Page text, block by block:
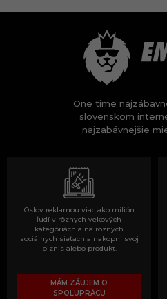
One time
slovenskom
najzabávnejšie
Oslov reklamou viac ako milión
ľudí v rôznych vekových
kategóriách a na rôznych
sociálnych sieťach a nakopni svoj
biznis alebo produkt.
MÁM ZÁUJEM O
SPOLUPRÁCU